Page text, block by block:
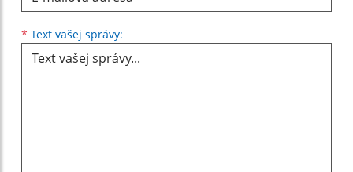
* Text vašej správy: